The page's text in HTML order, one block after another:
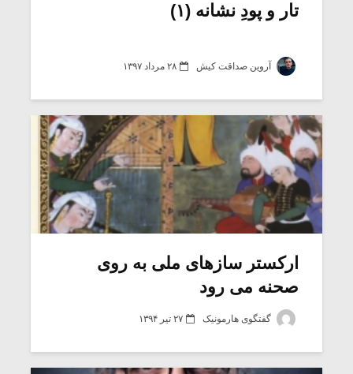
تار و پودِ نشانه (۱)
آروین صداقت کیش ۲۸ مرداد ۱۳۹۷
ارکستر سازهای ملی به روی
صحنه می رود
گفتگوی هارمونیک ۲۷ تیر ۱۳۹۴